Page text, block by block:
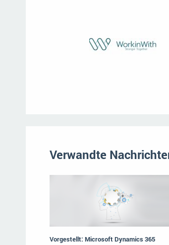
Verwandte
Vorgestellt: Microsoft Dynamics 365